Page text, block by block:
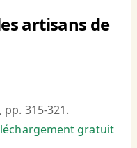
artisans de
pp. 315-321.
gratuit